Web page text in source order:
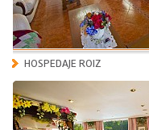
HOSPEDAJE ROIZ